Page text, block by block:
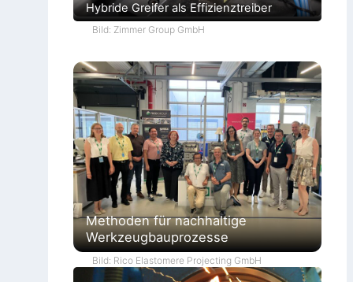
Hybride Greifer als Effizienztreiber
Bild: Zimmer Group GmbH
Methoden für nachhaltige
Werkzeugbauprozesse
Bild: Rico Elastomere Projecting GmbH